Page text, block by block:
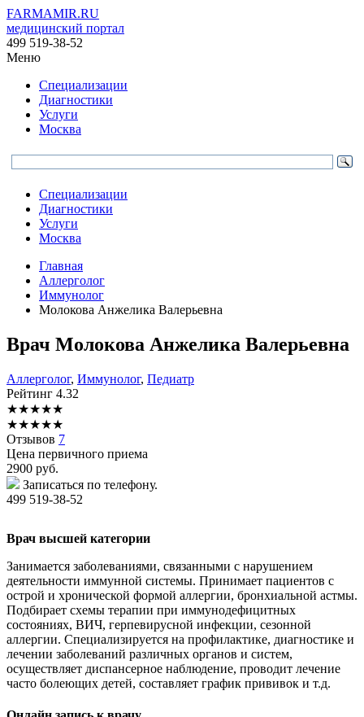
FARMAMIR.RU
медицинский портал
499 519-38-52
Меню
Специализации
Диагностики
Услуги
Москва
Специализации
Диагностики
Услуги
Москва
Главная
Аллерголог
Иммунолог
Молокова Анжелика Валерьевна
Врач Молокова Анжелика Валерьевна
Аллерголог, Иммунолог, Педиатр
Рейтинг 4.32
★★★★★
★★★★★
Отзывов 7
Цена первичного приема
2900 руб.
Записаться по телефону.
499 519-38-52
Врач высшей категории
Занимается заболеваниями, связанными с нарушением
деятельности иммунной системы. Принимает пациентов с
острой и хронической формой аллергии, бронхиальной астмы.
Подбирает схемы терапии при иммунодефицитных
состояниях, ВИЧ, герпевирусной инфекции, сезонной
аллергии. Специализируется на профилактике, диагностике и
лечении заболеваний различных органов и систем,
осуществляет диспансерное наблюдение, проводит лечение
часто болеющих детей, составляет график прививок и т.д.